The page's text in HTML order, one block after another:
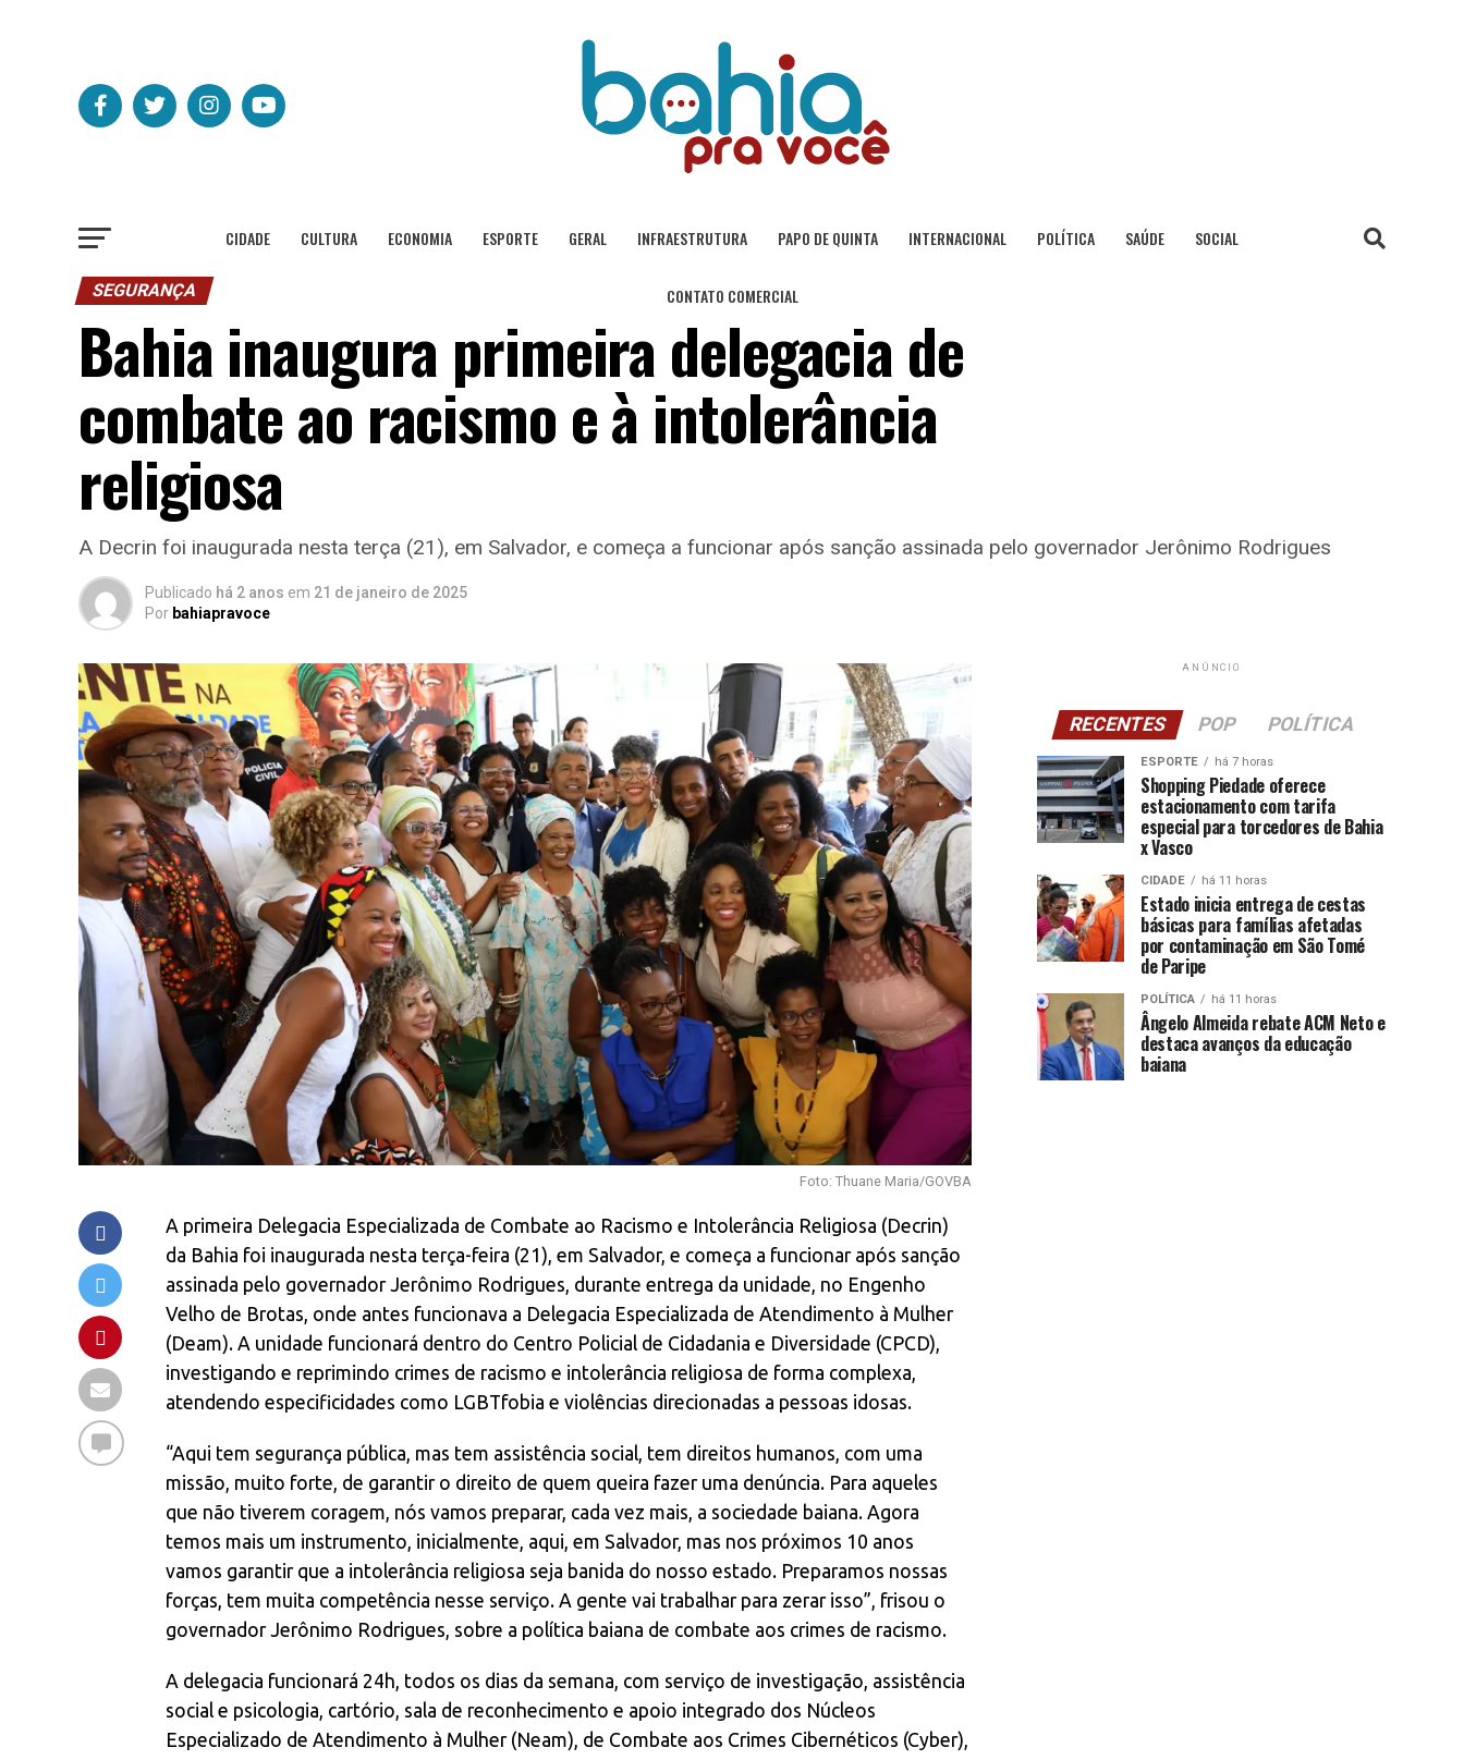
CIDADE CULTURA ECONOMIA ESPORTE GERAL INFRAESTRUTURA PAPO DE QUINTA INTERNACIONAL POLÍTICA SAÚDE SOCIAL
CONTATO COMERCIAL
SEGURANÇA
Bahia inaugura primeira delegacia de
combate ao racismo e à intolerância
religiosa
A Decrin foi inaugurada nesta terça (21), em Salvador, e começa a funcionar após sanção assinada pelo governador Jerônimo Rodrigues
Publicado há 2 anos em 21 de janeiro de 2025
Por bahiapravoce
Foto: Thuane Maria/GOVBA
A primeira Delegacia Especializada de Combate ao Racismo e Intolerância Religiosa (Decrin)
da Bahia foi inaugurada nesta terça-feira (21), em Salvador, e começa a funcionar após sanção
assinada pelo governador Jerônimo Rodrigues, durante entrega da unidade, no Engenho
Velho de Brotas, onde antes funcionava a Delegacia Especializada de Atendimento à Mulher
(Deam). A unidade funcionará dentro do Centro Policial de Cidadania e Diversidade (CPCD),
investigando e reprimindo crimes de racismo e intolerância religiosa de forma complexa,
atendendo especificidades como LGBTfobia e violências direcionadas a pessoas idosas.
“Aqui tem segurança pública, mas tem assistência social, tem direitos humanos, com uma
missão, muito forte, de garantir o direito de quem queira fazer uma denúncia. Para aqueles
que não tiverem coragem, nós vamos preparar, cada vez mais, a sociedade baiana. Agora
temos mais um instrumento, inicialmente, aqui, em Salvador, mas nos próximos 10 anos
vamos garantir que a intolerância religiosa seja banida do nosso estado. Preparamos nossas
forças, tem muita competência nesse serviço. A gente vai trabalhar para zerar isso”, frisou o
governador Jerônimo Rodrigues, sobre a política baiana de combate aos crimes de racismo.
A delegacia funcionará 24h, todos os dias da semana, com serviço de investigação, assistência
social e psicologia, cartório, sala de reconhecimento e apoio integrado dos Núcleos
Especializado de Atendimento à Mulher (Neam), de Combate aos Crimes Cibernéticos (Cyber),
ANÚNCIO
RECENTES POP POLÍTICA
ESPORTE há 7 horas
Shopping Piedade oferece
estacionamento com tarifa
especial para torcedores de Bahia
x Vasco
CIDADE há 11 horas
Estado inicia entrega de cestas
básicas para famílias afetadas
por contaminação em São Tomé
de Paripe
POLÍTICA há 11 horas
Ângelo Almeida rebate ACM Neto e
destaca avanços da educação
baiana